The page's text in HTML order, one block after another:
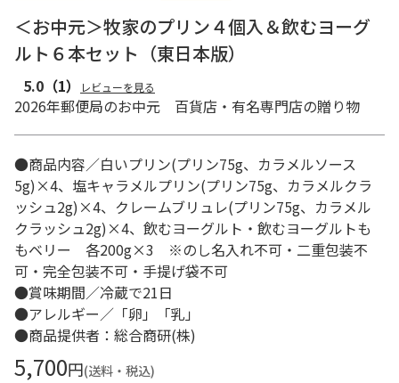
＜お中元＞牧家のプリン４個入＆飲むヨーグ
ルト６本セット（東日本版）
5.0 （1） レビューを見る
2026年郵便局のお中元 百貨店・有名専門店の贈り物
●商品内容／白いプリン(プリン75g、カラメルソース
5g)×4、塩キャラメルプリン(プリン75g、カラメルクラ
ッシュ2g)×4、クレームブリュレ(プリン75g、カラメル
クラッシュ2g)×4、飲むヨーグルト・飲むヨーグルトも
もベリー 各200g×3 ※のし名入れ不可・二重包装不
可・完全包装不可・手提げ袋不可
●賞味期間／冷蔵で21日
●アレルギー／「卵」「乳」
●商品提供者：総合商研(株)
5,700円(送料・税込)